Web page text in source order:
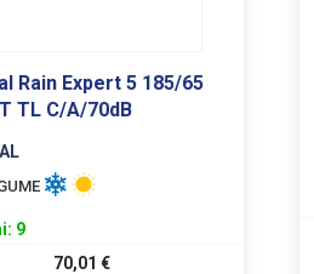
Rain Expert 5 185/65
TL C/A/70dB
9
70,01 €